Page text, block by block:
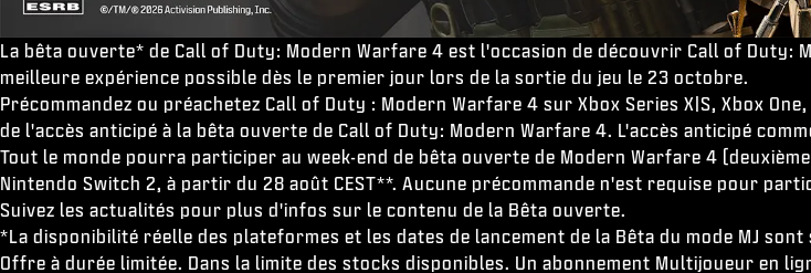
La bêta ouverte* de Call of Duty: Modern Warfare 4 est l'occasion de découvrir Call of
meilleure expérience possible dès le premier jour lors de la sortie du jeu le 23 octobre.
Précommandez ou préachetez Call of Duty : Modern Warfare 4 sur Xbox Series X|S, Xbox
de l'accès anticipé à la bêta ouverte de Call of Duty: Modern Warfare 4. L'accès anticipé
Tout le monde pourra participer au week-end de bêta ouverte de Modern Warfare 4
Nintendo Switch 2, à partir du 28 août CEST**. Aucune précommande n'est requise pour
Suivez les actualités pour plus d'infos sur le contenu de la Bêta ouverte.
*La disponibilité réelle des plateformes et les dates de lancement de la Bêta du mode MJ
Offre à durée limitée. Dans la limite des stocks disponibles. Un abonnement Multijoueur en